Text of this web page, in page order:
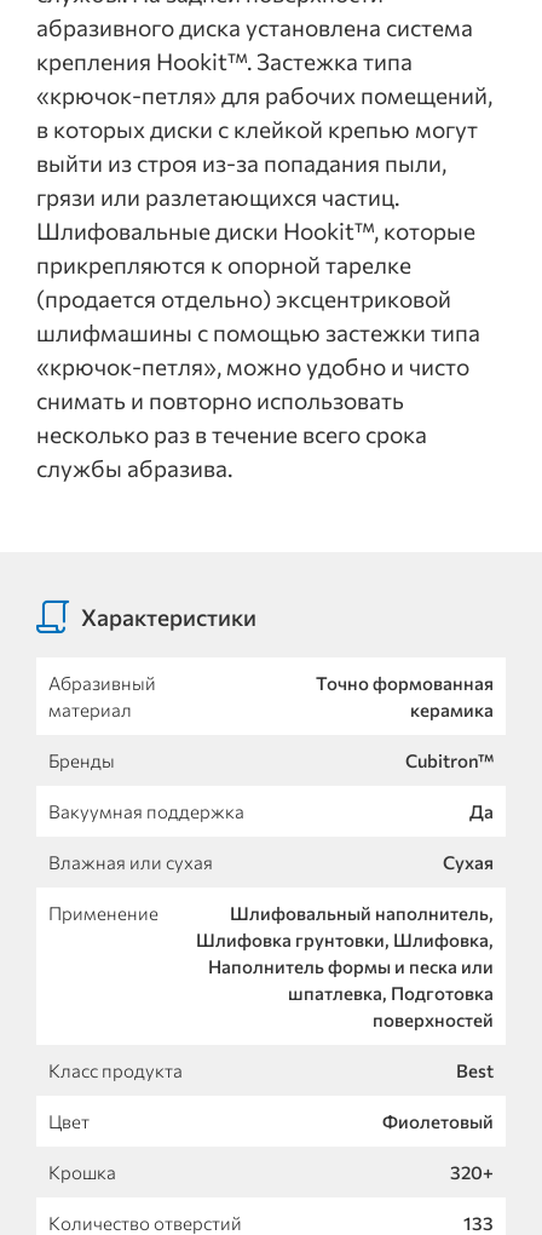
абразивного диска установлена система
крепления Hookit™. Застежка типа
«крючок-петля» для рабочих помещений,
в которых диски с клейкой крепью могут
выйти из строя из-за попадания пыли,
грязи или разлетающихся частиц.
Шлифовальные диски Hookit™, которые
прикрепляются к опорной тарелке
(продается отдельно) эксцентриковой
шлифмашины с помощью застежки типа
«крючок-петля», можно удобно и чисто
снимать и повторно использовать
несколько раз в течение всего срока
службы абразива.
Характеристики
Абразивный
материал
Точно формованная
керамика
Бренды Cubitron™
Вакуумная поддержка Да
Влажная или сухая Сухая
Применение
Шлифовальный наполнитель,
Шлифовка грунтовки, Шлифовка,
Наполнитель формы и песка или
шпатлевка, Подготовка
поверхностей
Класс продукта Best
Цвет Фиолетовый
Крошка 320+
Количество отверстий 133